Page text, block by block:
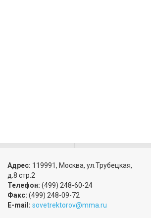
Адрес: 119991, Москва, ул.Трубецкая,
д.8 стр.2
Телефон: (499) 248-60-24
Факс: (499) 248-09-72
E-mail: sovetrektorov@mma.ru